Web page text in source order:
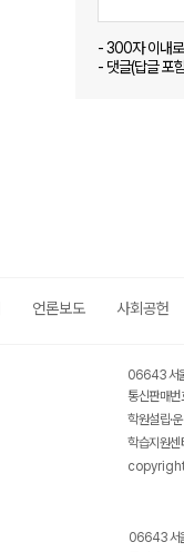
- 300자 이내
- 댓글(답글 포
언론보도 사회공헌
06643 서
통신판매
학원설립·
학습지원
06643 서